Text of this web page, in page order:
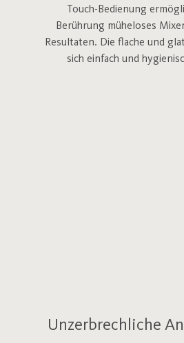
Touch-Bedienung
Berührung müheloses
Resultaten. Die flache und
sich einfach und
Unzerbrechliche